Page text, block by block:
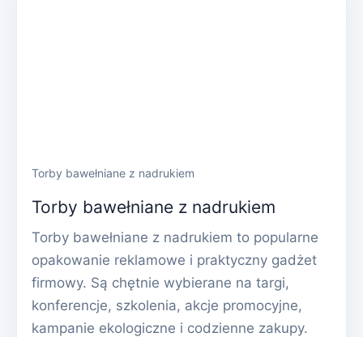
Torby bawełniane z nadrukiem
Torby bawełniane z nadrukiem
Torby bawełniane z nadrukiem to popularne
opakowanie reklamowe i praktyczny gadżet
firmowy. Są chętnie wybierane na targi,
konferencje, szkolenia, akcje promocyjne,
kampanie ekologiczne i codzienne zakupy.